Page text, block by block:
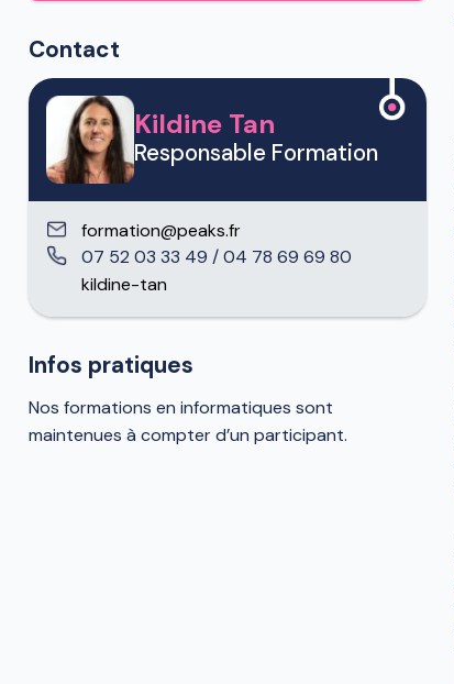
Contact
Kildine Tan
Responsable Formation
formation@peaks.fr
07 52 03 33 49 / 04 78 69 69 80
kildine-tan
Infos pratiques
Nos formations en informatiques sont
maintenues à compter d’un participant.